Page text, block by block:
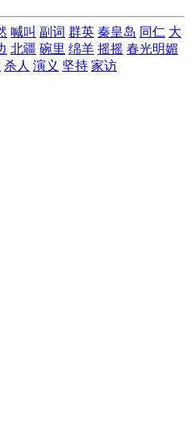
喊叫 副词 群英 秦皇岛 同仁 大
北疆 碗里 绵羊 摇摇 春光明媚
杀人 演义 坚持 家访